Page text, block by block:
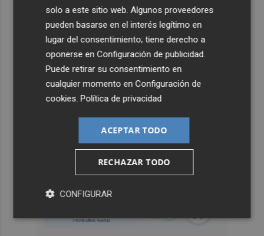
solo a este sitio web. Algunos proveedores
pueden basarse en el interés legítimo en
lugar del consentimiento; tiene derecho a
oponerse enConfiguración de publicidad.
Puede retirar su consentimiento en
cualquier momento enConfiguración de
cookies.Política de privacidad
ACEPTAR TODO
RECHAZAR TODO
CONFIGURAR